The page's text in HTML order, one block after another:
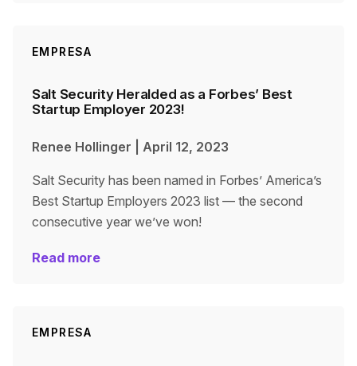
EMPRESA
Salt Security Heralded as a Forbes’ Best
Startup Employer 2023!
Renee Hollinger April 12, 2023
Salt Security has been named in Forbes’ America’s
Best Startup Employers 2023 list — the second
consecutive year we’ve won!
Read more
EMPRESA